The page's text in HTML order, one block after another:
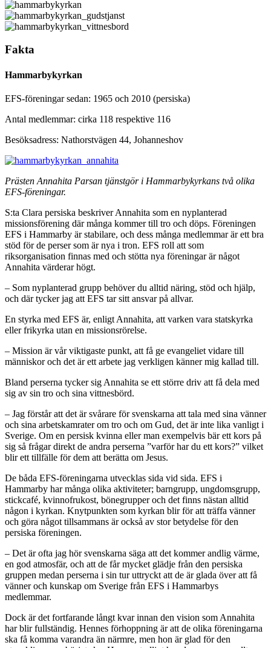
Fakta
Hammarbykyrkan
EFS-föreningar sedan: 1965 och 2010 (persiska)
Antal medlemmar: cirka 118 respektive 116
Besöksadress: Nathorstvägen 44, Johanneshov
Prästen Annahita Parsan tjänstgör i Hammarbykyrkans två olika
EFS-föreningar.
S:ta Clara persiska beskriver Annahita som en nyplanterad
missionsförening där många kommer till tro och döps. Före­ningen
EFS i Hammarby är stabilare, och dess många medlemmar är ett bra
stöd för de perser som är nya i tron. EFS roll att som
riksorganisation finnas med och stötta nya föreningar är något
Annahita värderar högt.
– Som nyplanterad grupp behöver du alltid näring, stöd och hjälp,
och där tycker jag att EFS tar sitt ansvar på allvar.
En styrka med EFS är, enligt Annahita, att varken vara statskyrka
eller frikyrka utan en missionsrörelse.
– Mission är vår viktigaste punkt, att få ge evangeliet vidare till
människor och det är ett arbete jag verkligen känner mig kallad till.
Bland perserna tycker sig Annahita se ett större driv att få dela med
sig av sin tro och sina vittnesbörd.
– Jag förstår att det är svårare för svenskarna att tala med sina vänner
och sina arbetskamrater om tro och om Gud, det är inte lika vanligt i
Sverige. Om en persisk kvinna eller man exempelvis bär ett kors på
sig så frågar direkt de andra perserna ”varför har du ett kors?” vilket
blir ett tillfälle för dem att berätta om Jesus.
De båda EFS-föreningarna utvecklas sida vid sida. EFS i
Hammarby har många olika aktiviteter; barngrupp, ungdomsgrupp,
stickcafé, kvinnofrukost, bönegrupper och det finns nästan alltid
någon i kyrkan. Knytpunkten som kyrkan blir för att träffa vänner
och göra något tillsammans är också av stor betydelse för den
persiska föreningen.
– Det är ofta jag hör svenskarna säga att det kommer andlig värme,
en god atmosfär, och att de får mycket glädje från den persiska
gruppen medan perserna i sin tur uttryckt att de är glada över att få
vänner och kunskap om Sverige från EFS i Hammarbys
medlemmar.
Dock är det fortfarande långt kvar innan den vision som Annahita
har blir fullständig. Hennes förhoppning är att de olika föreningarna
ska få komma varand­ra än närmre, men hon är glad för den